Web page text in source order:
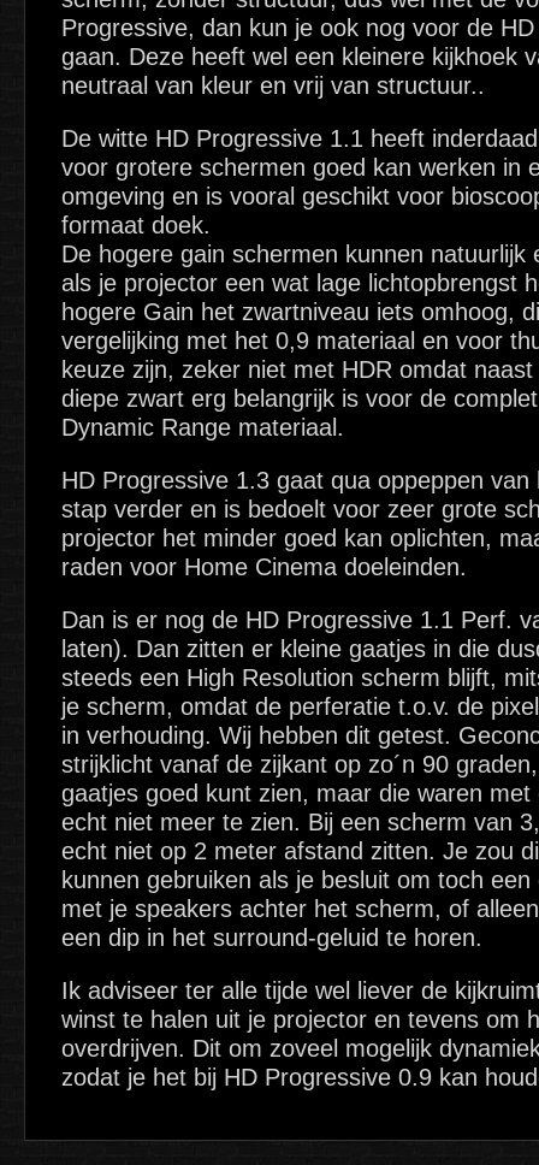
Progressive, dan kun je ook nog voor de
gaan. Deze heeft wel een kleinere kijkhoek
neutraal van kleur en vrij van structuur..
De witte HD Progressive 1.1 heeft
voor grotere schermen goed kan werken in
omgeving en is vooral geschikt voor
formaat doek.
De hogere gain schermen kunnen natuurlijk
als je projector een wat lage lichtopbrengst
hogere Gain het zwartniveau iets omhoog,
vergelijking met het 0,9 materiaal en voor
keuze zijn, zeker niet met HDR omdat
diepe zwart erg belangrijk is voor de
Dynamic Range materiaal.
HD Progressive 1.3 gaat qua oppeppen
stap verder en is bedoelt voor zeer grote
projector het minder goed kan oplichten,
raden voor Home Cinema doeleinden.
Dan is er nog de HD Progressive 1.1 Perf.
laten). Dan zitten er kleine gaatjes in die
steeds een High Resolution scherm blijft,
je scherm, omdat de perferatie t.o.v. de
in verhouding. Wij hebben dit getest.
strijklicht vanaf de zijkant op zo´n 90
gaatjes goed kunt zien, maar die waren
echt niet meer te zien. Bij een scherm van
echt niet op 2 meter afstand zitten. Je zou
kunnen gebruiken als je besluit om toch
met je speakers achter het scherm, of
een dip in het surround-geluid te horen.
Ik adviseer ter alle tijde wel liever de
winst te halen uit je projector en tevens om
overdrijven. Dit om zoveel mogelijk
zodat je het bij HD Progressive 0.9 kan